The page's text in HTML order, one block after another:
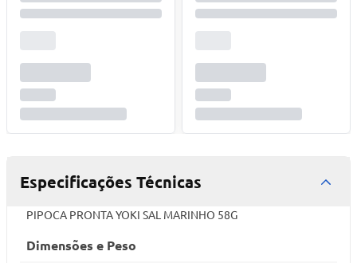
Especificações Técnicas
PIPOCA PRONTA YOKI SAL MARINHO 58G
Dimensões e Peso